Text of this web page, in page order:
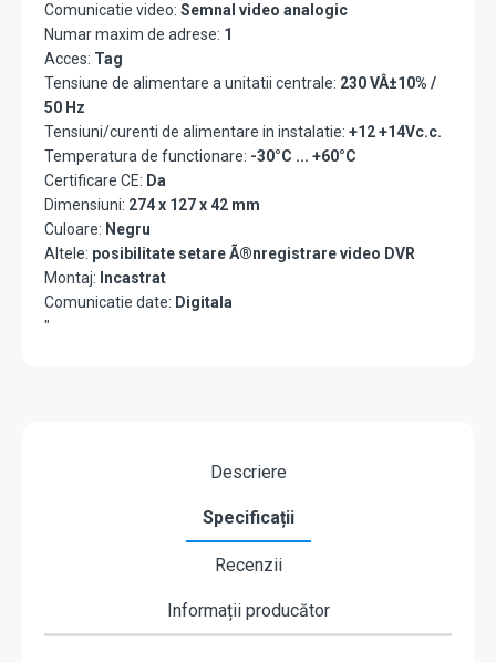
Comunicatie video: Semnal video analogic
Numar maxim de adrese: 1
Acces: Tag
Tensiune de alimentare a unitatii centrale: 230 VÂ±10% /
50 Hz
Tensiuni/curenti de alimentare in instalatie: +12 +14Vc.c.
Temperatura de functionare: -30°C ... +60°C
Certificare CE: Da
Dimensiuni: 274 x 127 x 42 mm
Culoare: Negru
Altele: posibilitate setare Ã®nregistrare video DVR
Montaj: Incastrat
Comunicatie date: Digitala
"
Descriere
Specificații
Recenzii
Informații producător